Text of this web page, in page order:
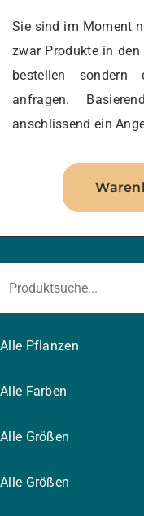
Sie sind im Moment
zwar Produkte in
bestellen sondern
anfragen.
anschlissend ein
Alle Pflanzen
Alle Farben
Alle Größen
Alle Größen